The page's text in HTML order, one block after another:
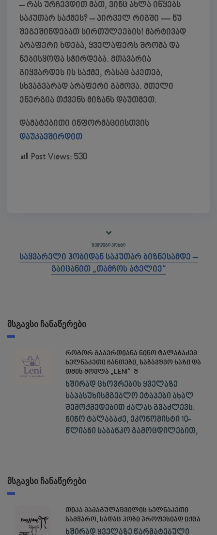
– რას ურჩევდით მათ, ვინც ახლა იწყებს
საკუთარ საქმეს? – პირველ რიგში — ნუ
შეგეშინდებათ სირთულეების! მარტივად
არაფერი ხდება, ყველაფერს შრომა და
ნებისყოფა სჭირდება. მთავარია
გიყვარდეს ის საქმე, რასაც აკეთებ,
სხვაგვარად არაფერი გამოვა. მთელი
ენერგია თქვენს მიზანს დაუთმეთ.
დამატებითი ინფორმაციისთვის
დაუკავშირდით
Post Views: 530
ᲨᲔᲛᲓᲔᲒᲘ ᲞᲝᲡᲢᲘ
საყვარელი ჰობიდან საკუთარ ბიზნესამდე –
გაიცანით „თამჩოს ატელიე“
მსგავსი ჩანაწერები
როგორ გააერთიანა ნინო ტალაბაძემ
ხელნაკეთი ჩანთები, საბავშვო ხაზი და
თმის მოვლა „LENI“-შ
ხშირად ცხოვრების ყველაზე
საპასუხისმგებლო ეტაპები ახალ
შემოქმედებით ძალას გვაძლევს.
ნინო ტალაბაძე, ეკონომისტი 10-
წლიანი საბანკო გამოცდილებით,
მსგავსი ჩანაწერები
თიკა მამაგულაშვილის ხელნაკეთი
სამყარო, სადაც ჰობი პროფესიად იქცა
ხშირად ყველაზე წარმატებული